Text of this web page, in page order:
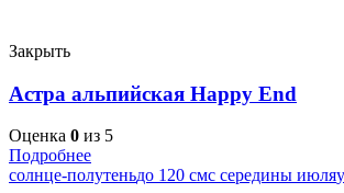
Закрыть
Астра альпийская Happy End
Оценка 0 из 5
Подробнее
солнце-полутеньдо 120 смс середины июля